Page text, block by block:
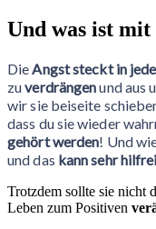
Und was ist mit
DieAngst steckt in
zuverdrängenund aus
wir sie beiseite
dass du sie wieder
gehört werden! Und
und das kann sehr
Trotzdem sollte sie nicht
Leben zum Positiven